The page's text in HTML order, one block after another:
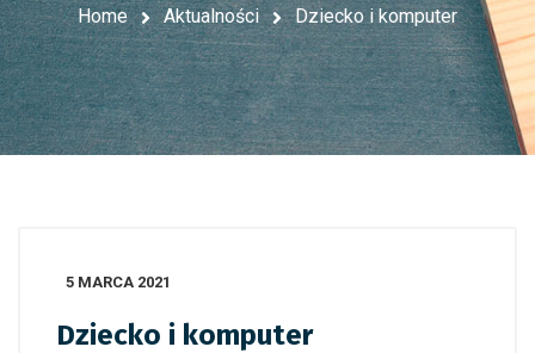
Home Aktualności Dziecko i komputer
5 MARCA 2021
Dziecko i komputer